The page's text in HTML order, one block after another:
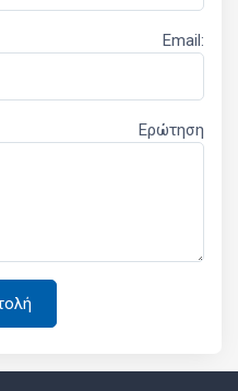
Email:
Ερώτηση